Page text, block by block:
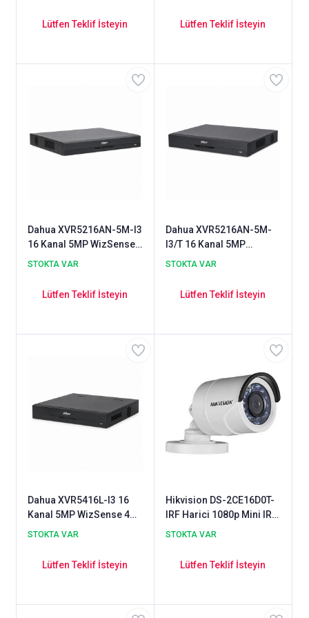
Lütfen Teklif İsteyin
Lütfen Teklif İsteyin
Dahua XVR5216AN-5M-I3
16 Kanal 5MP WizSense
2 HDD HDCVI XVR Kayıt
STOKTA VAR
Lütfen Teklif İsteyin
Dahua XVR5216AN-5M-
I3/T 16 Kanal 5MP
WizSense 2 HDD HDCVI
STOKTA VAR
Lütfen Teklif İsteyin
Dahua XVR5416L-I3 16
Kanal 5MP WizSense 4
HDD HDCVI XVR Kayıt
STOKTA VAR
Lütfen Teklif İsteyin
Hikvision DS-2CE16D0T-
IRF Harici 1080p Mini IR
Bullet Kamera
STOKTA VAR
Lütfen Teklif İsteyin